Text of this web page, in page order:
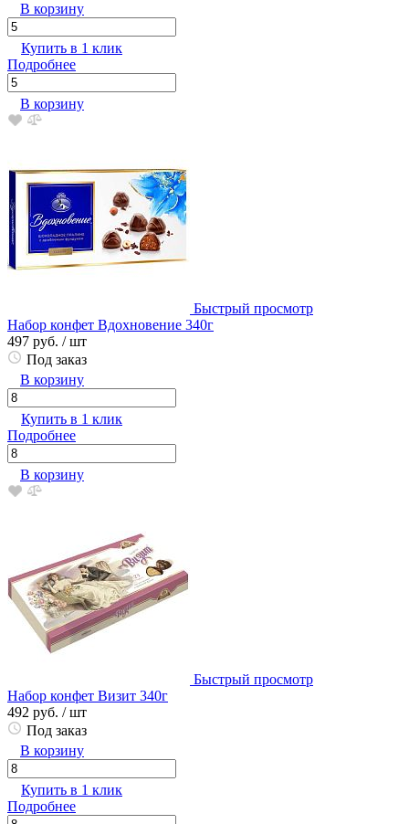
В корзину
Купить в 1 клик
Подробнее
В корзину
Быстрый просмотр
Набор конфет Вдохновение 340г
497 руб. / шт
Под заказ
В корзину
Купить в 1 клик
Подробнее
В корзину
Быстрый просмотр
Набор конфет Визит 340г
492 руб. / шт
Под заказ
В корзину
Купить в 1 клик
Подробнее